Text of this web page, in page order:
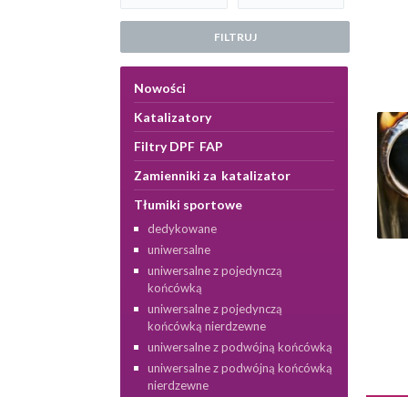
FILTRUJ
Nowości
Katalizatory
Filtry DPF FAP
Zamienniki za katalizator
Tłumiki sportowe
dedykowane
uniwersalne
uniwersalne z pojedynczą
końcówką
uniwersalne z pojedynczą
końcówką nierdzewne
uniwersalne z podwójną końcówką
uniwersalne z podwójną końcówką
nierdzewne